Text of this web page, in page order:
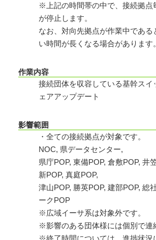
※上記の時間帯の中で、接続拠点
が停止します。
なお、対向先拠点が作業中である
い時間が長くなる場合があります。
作業内容
接続団体を収容している基幹スイ
ェアアップデート
影響範囲
・全ての接続拠点が対象です。
NOC, 県データセンター,
県庁POP, 東備POP, 倉敷POP, 井
新POP, 真庭POP,
津山POP, 勝英POP, 建部POP, 総
ークPOP
※広域イーサ系は対象外です。
※影響のある団体様には個別で連
※終了時間については、進捗状況